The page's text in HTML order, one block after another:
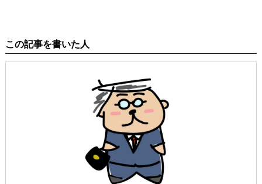
この記事を書いた人